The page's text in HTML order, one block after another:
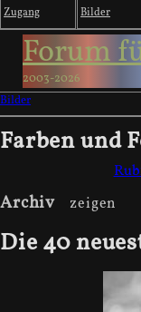
Zugang Bilder
Forum
2003-2026
Bilder
Farben und
Archiv
Die 40